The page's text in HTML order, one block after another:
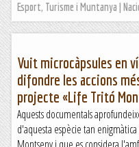
Esport, Turisme i Muntanya |
Vuit microcàpsules en
difondre les accions
projecte «Life Tritó
Aquests documentals
d'aquesta espècie tan